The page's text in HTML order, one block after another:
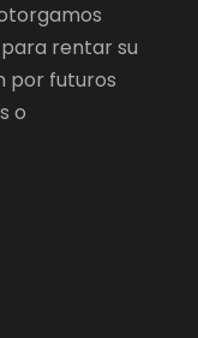
rentar su
por futuros
o